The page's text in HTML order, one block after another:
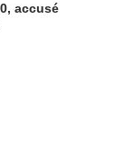
accusé